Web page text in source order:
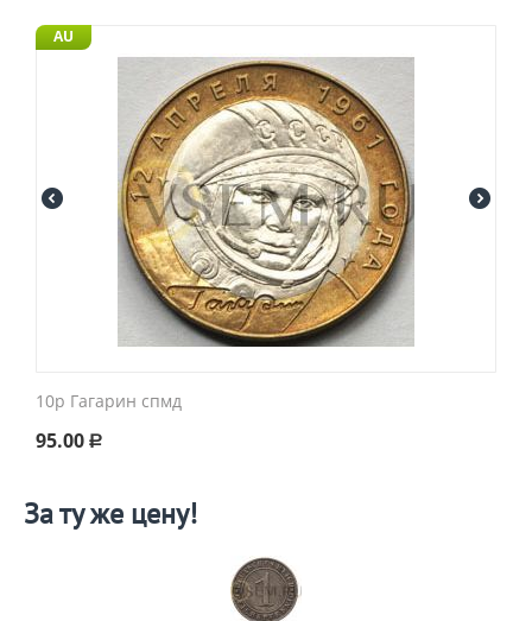
AU
10р Гагарин спмд
95.00 Р
За ту же цену!